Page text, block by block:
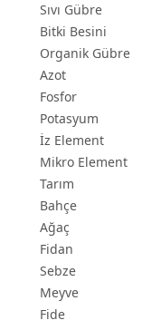
Sıvı Gübre
Bitki Besini
Organik Gübre
Azot
Fosfor
Potasyum
İz Element
Mikro Element
Tarım
Bahçe
Ağaç
Fidan
Sebze
Meyve
Fide